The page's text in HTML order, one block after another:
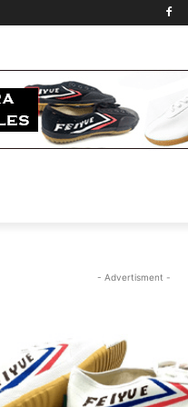
- Advertisment -